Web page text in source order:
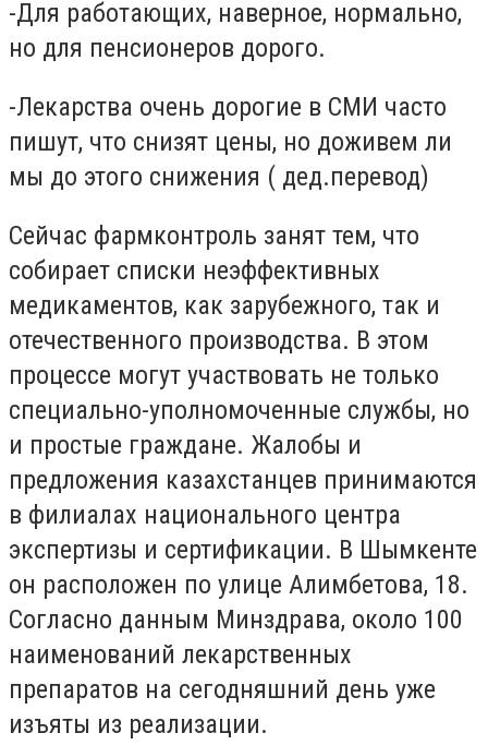
-Для работающих, наверное, нормально,
но для пенсионеров дорого.
-Лекарства очень дорогие в СМИ часто
пишут, что снизят цены, но доживем ли
мы до этого снижения ( дед.перевод)
Сейчас фармконтроль занят тем, что
собирает списки неэффективных
медикаментов, как зарубежного, так и
отечественного производства. В этом
процессе могут участвовать не только
специально-уполномоченные службы, но
и простые граждане. Жалобы и
предложения казахстанцев принимаются
в филиалах национального центра
экспертизы и сертификации. В Шымкенте
он расположен по улице Алимбетова, 18.
Согласно данным Минздрава, около 100
наименований лекарственных
препаратов на сегодняшний день уже
изъяты из реализации.